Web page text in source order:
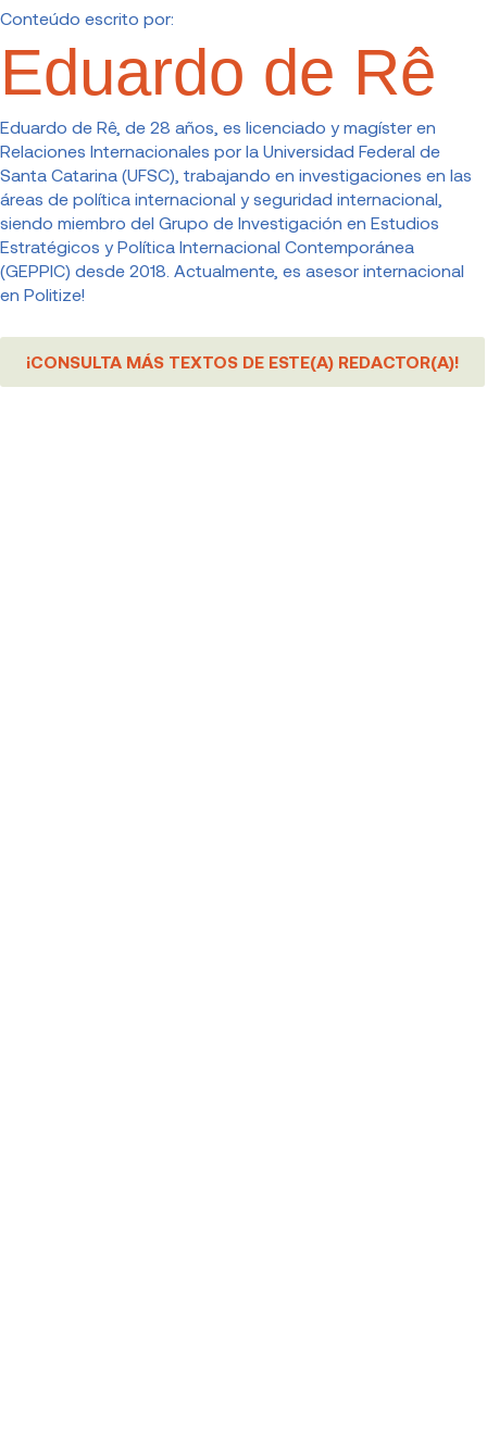
Conteúdo escrito por:
Eduardo de Rê
Eduardo de Rê, de 28 años, es licenciado y magíster en
Relaciones Internacionales por la Universidad Federal de
Santa Catarina (UFSC), trabajando en investigaciones en las
áreas de política internacional y seguridad internacional,
siendo miembro del Grupo de Investigación en Estudios
Estratégicos y Política Internacional Contemporánea
(GEPPIC) desde 2018. Actualmente, es asesor internacional
en Politize!
¡CONSULTA MÁS TEXTOS DE ESTE(A) REDACTOR(A)!